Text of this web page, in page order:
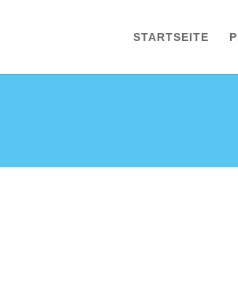
STARTSEITE